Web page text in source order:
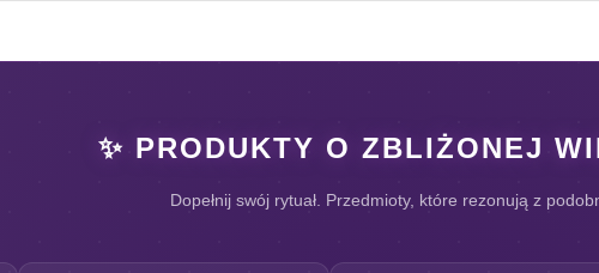
✨ PRODUKTY O ZBLIŻONEJ
Dopełnij swój rytuał. Przedmioty, które rezonują z